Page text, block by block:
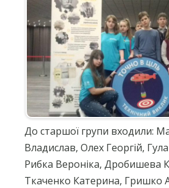
До старшої групи входили:
Владислав, Олех Георгій,
Рибка Вероніка, Дробишева
Ткаченко Катерина, Гришко